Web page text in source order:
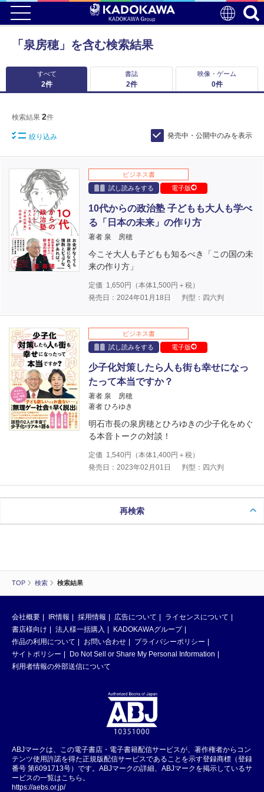
TOP 検索 検索結果
「泉房穂」を含む検索結果
すべて
2件
書誌
2件
映像・ゲーム
0件
検索結果 2件
絞り込み 発売中・公開中のみを表示
ビジネス書
試し読みをする
電子版
10代からの政治塾 子どもも大人も学べ
る「日本の未来」の作り方
著者 泉 房穂
今こそ大人も子どもも知るべき「この国の未
来の作り方」
定価 1,650円（本体1,500円＋税）
発売日：2024年01月18日
判型：四六判
ビジネス書
試し読みをする
電子版
少子化対策したら人も街も幸せになっ
たって本当ですか？
著者 泉 房穂
著者 ひろゆき
明石市長の泉房穂とひろゆきの少子化をめぐ
る本音トークの対談！
定価 1,540円（本体1,400円＋税）
発売日：2023年02月01日
判型：四六判
再検索
会社概要 IR情報 採用情報 広告について
ライセンスについて
書店様向け
法人様一括購入
KADOKAWAグループ
作品の利用について
お問い合わせ
プライバシーポリシー
サイトポリシー
Do Not Sell or Share My Personal Information
利用者情報の外部送信について
ABJマークは、この電子書店・電子書籍配信サービスが、著作権者からコン
テンツ使用許諾を得た正規版配信サービスであることを示す登録商標（登録
番号 第6091713号）です。ABJマークの詳細、ABJマークを掲示しているサ
ービスの一覧はこちら。
https://aebs.or.jp/